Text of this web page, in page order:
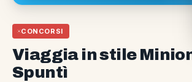
CONCORSI
Viaggia in stile
Spuntì